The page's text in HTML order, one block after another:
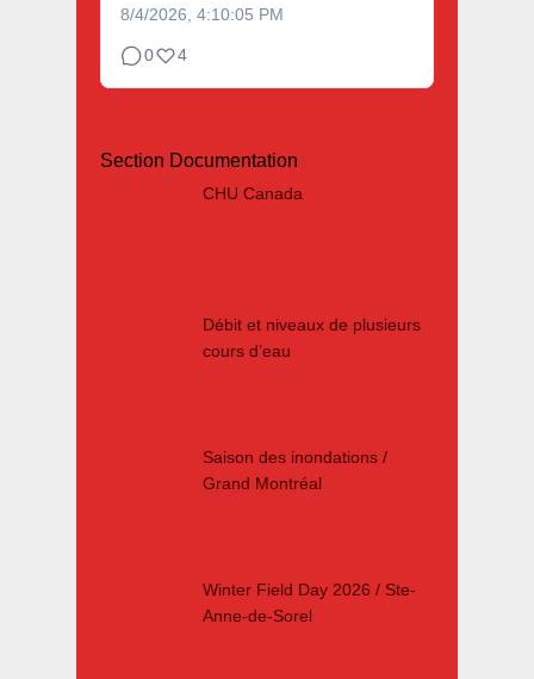
8/4/2026, 4:10:05 PM
0 4
Section Documentation
CHU Canada
Débit et niveaux de plusieurs
cours d’eau
Saison des inondations /
Grand Montréal
Winter Field Day 2026 / Ste-
Anne-de-Sorel